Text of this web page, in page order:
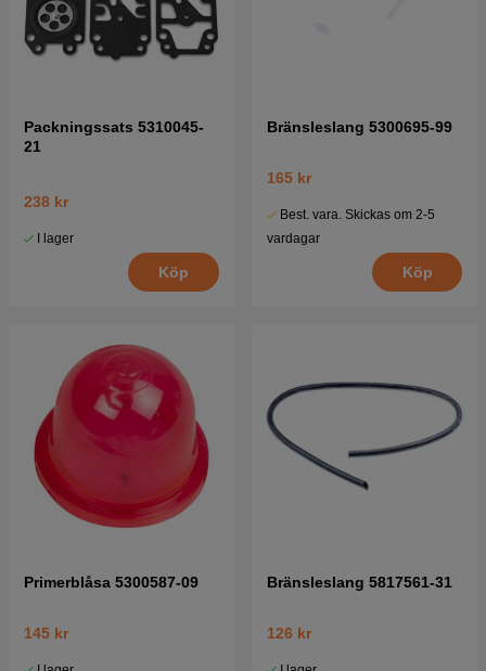
Packningssats 5310045-
21
238 kr
I lager
Köp
Bränsleslang 5300695-99
165 kr
Best. vara. Skickas om 2-5
vardagar
Köp
Primerblåsa 5300587-09
145 kr
Bränsleslang 5817561-31
126 kr